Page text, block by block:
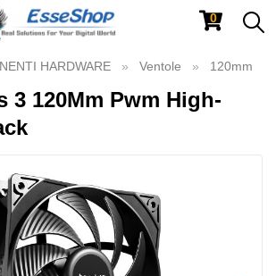
0
HARDWARE Ventole 120mm
3 120Mm Pwm High-